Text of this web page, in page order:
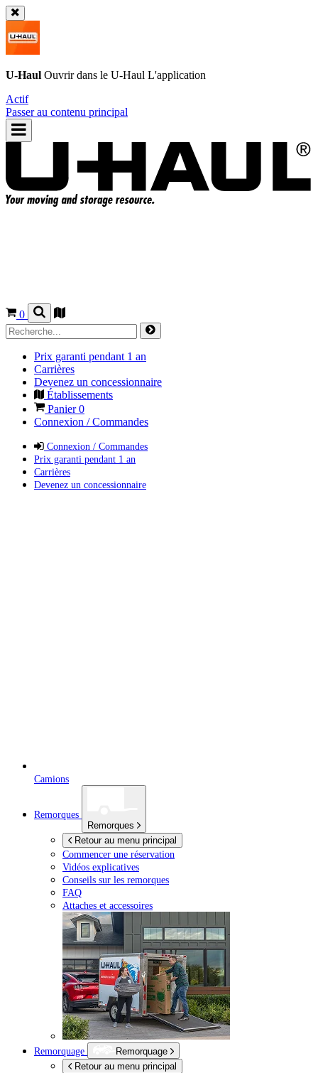
U-Haul Ouvrir dans le U-Haul L'application
Actif
Passer au contenu principal
0
Prix garanti pendant 1 an
Carrières
Devenez un concessionnaire
Établissements
Panier0
Connexion / Commandes
Connexion / Commandes
Prix garanti pendant 1 an
Carrières
Devenez un concessionnaire
Camions
Remorques
Remorques
Retour au menu principal
Commencer une réservation
Vidéos explicatives
Conseils sur les remorques
FAQ
Attaches et accessoires
Remorquage
Remorquage
Retour au menu principal